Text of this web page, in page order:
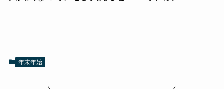
年末年始